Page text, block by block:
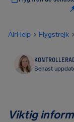
AirHelp Flygstrejk
Senast
Viktig